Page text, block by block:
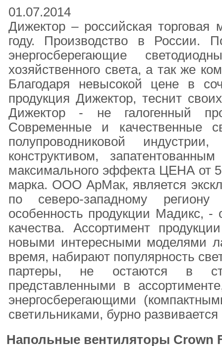
01.07.2014
Дижектор – российская торговая
году. Производство в России.
энергосберегающие
хозяйственного света, а так же
Благодаря невысокой цене в
продукция Дижектор, теснит
Дижектор - не галогенный
Современные и качественные
полупроводниковой
конструктивом,
максимального эффекта ЦЕНА от
марка. ООО АрМак, является
по северо-западному
особенность продукции Мадикс,
качества. Ассортимент
новыми интересными моделями
время, набирают популярность
партеры, не остаются в
представленными в
энергосберегающими
светильниками, бурно
Напольные вентиляторы Crown